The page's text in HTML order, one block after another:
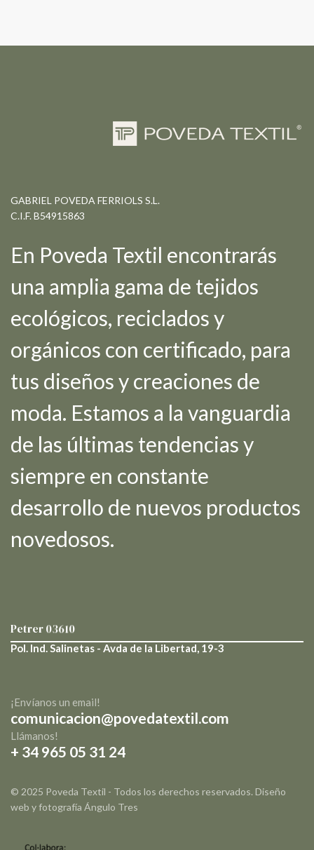
GABRIEL POVEDA FERRIOLS S.L.
C.I.F. B54915863
En Poveda Textil encontrarás
una amplia gama de tejidos
ecológicos, reciclados y
orgánicos con certificado, para
tus diseños y creaciones de
moda. Estamos a la vanguardia
de las últimas tendencias y
siempre en constante
desarrollo de nuevos productos
novedosos.
Petrer03610
Pol. Ind. Salinetas - Avda de la Libertad, 19-3
¡Envíanos un email!
comunicacion@povedatextil.com
Llámanos!
+ 34 965 05 31 24
© 2025 Poveda Textil - Todos los derechos reservados. Diseño
web y fotografía Ángulo Tres